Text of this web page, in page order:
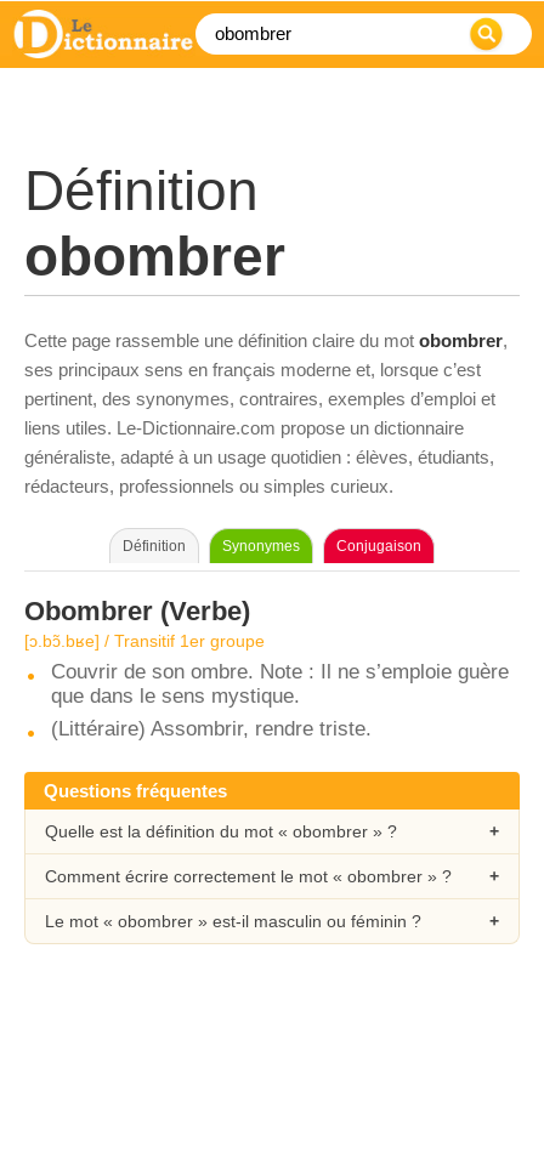
Définition
obombrer
Cette page rassemble une définition claire du mot obombrer,
ses principaux sens en français moderne et, lorsque c’est
pertinent, des synonymes, contraires, exemples d’emploi et
liens utiles. Le-Dictionnaire.com propose un dictionnaire
généraliste, adapté à un usage quotidien : élèves, étudiants,
rédacteurs, professionnels ou simples curieux.
Définition Synonymes Conjugaison
Obombrer (Verbe)
[ɔ.bɔ̃.bʁe] / Transitif 1er groupe
Couvrir de son ombre. Note : Il ne s’emploie guère
que dans le sens mystique.
(Littéraire) Assombrir, rendre triste.
Questions fréquentes
Quelle est la définition du mot « obombrer » ?
Comment écrire correctement le mot « obombrer » ?
Le mot « obombrer » est-il masculin ou féminin ?